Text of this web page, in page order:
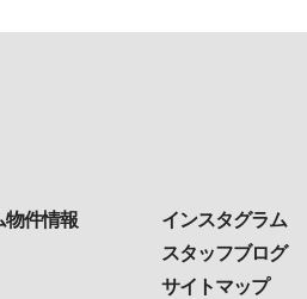
物件情報
インスタグラム
スタッフブログ
サイトマップ